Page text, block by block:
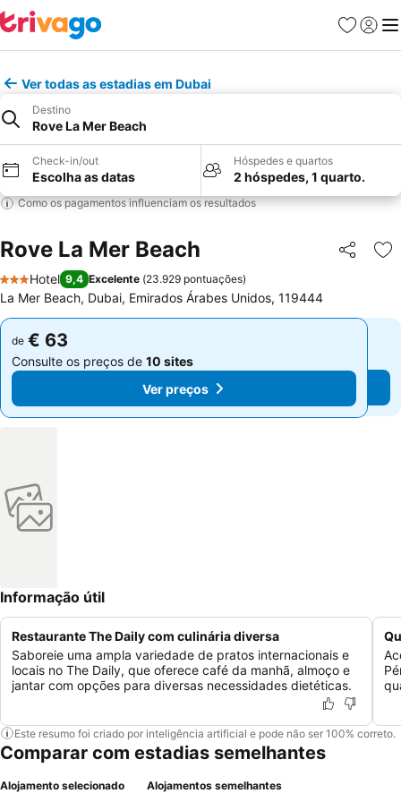
Favoritos
Iniciar
Ver todas as estadias em Dubai
Destino
Rove La Mer Beach
Check-in/out
Escolha as datas
Hóspedes e quartos
2 hóspedes, 1 quarto.
Como os pagamentos influenciam os resultados
Rove La Mer Beach Partilhar
3 Estrelas
Hotel 9,4 Excelente (23.929 pontuações)
La Mer Beach, Dubai, Emirados Árabes Unidos, 119444
de € 63
Consulte os preços de 10 sites
Ver preços
de € 63
Consulte os preços de 10 sites
Ver preços
Informação útil
Restaurante The Daily com culinária diversa
Saboreie uma ampla variedade de pratos internacionais e
locais no The Daily, que oferece café da manhã, almoço e
jantar com opções para diversas necessidades dietéticas.
Este resumo foi criado por inteligência artificial e pode não ser 100% correto.
Comparar com estadias semelhantes
Alojamento selecionado Alojamentos semelhantes